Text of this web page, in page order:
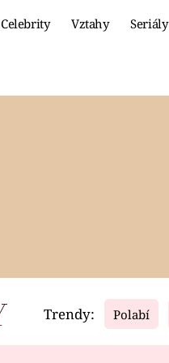
Celebrity Vztahy Seriály
Video
Trendy: Polabí